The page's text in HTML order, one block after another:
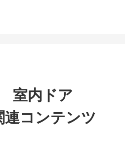
室内ドア
連コンテンツ